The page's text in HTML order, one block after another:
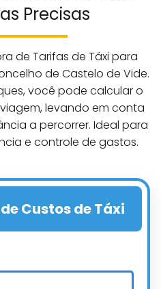
Precisas
de Tarifas de Táxi para
de Castelo de Vide.
você pode calcular o
levando em conta
a percorrer. Ideal para
e controle de gastos.
Custos de Táxi